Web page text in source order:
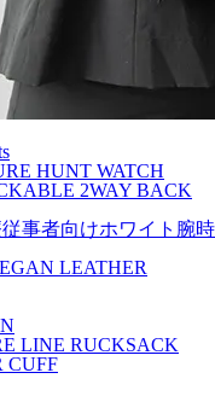
HUNT WATCH
2WAY BACK
従事者向けホワイト腕時
LEATHER
LINE RUCKSACK
CUFF